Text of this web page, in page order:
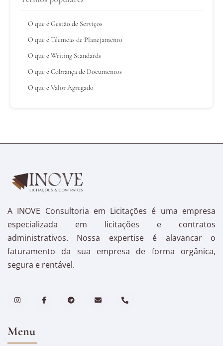
O que é Gestão de Serviços
O que é Técnicas de Planejamento
O que é Writing Standards
O que é Cobrança de Documentos
O que é Valor Agregado
A INOVE Consultoria em Licitações é uma empresa
especializada em licitações e contratos
administrativos. Nossa expertise é alavancar o
faturamento da sua empresa de forma orgânica,
segura e rentável.
Menu